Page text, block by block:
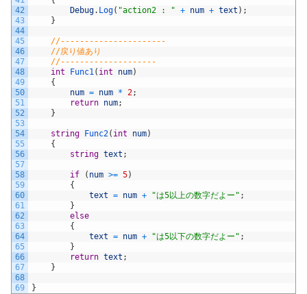
42
43
44
45
46
47
48
49
50
51
52
53
54
55
56
57
58
59
60
61
62
63
64
65
66
67
68
69
Debug. Log( "action2 : " + num + text ) ;
}
//----------------------
//戻り値あり
//--------------------
int
Func1( int num)
{
num = num * 2;
return num;
}
string Func2( int num)
{
string text ;
if ( num >= 5)
{
text = num + "は5以上の数字だよー" ;
}
else
{
text = num + "は5以下の数字だよー" ;
}
return text ;
}
}